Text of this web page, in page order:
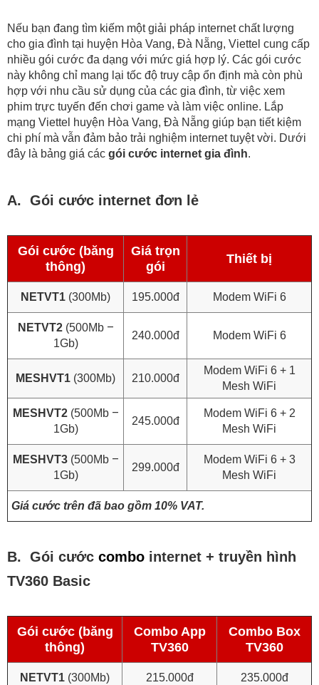
Nếu bạn đang tìm kiếm một giải pháp internet chất lượng
cho gia đình tại huyện Hòa Vang, Đà Nẵng, Viettel cung cấp
nhiều gói cước đa dạng với mức giá hợp lý. Các gói cước
này không chỉ mang lại tốc độ truy cập ổn định mà còn phù
hợp với nhu cầu sử dụng của các gia đình, từ việc xem
phim trực tuyến đến chơi game và làm việc online. Lắp
mạng Viettel huyện Hòa Vang, Đà Nẵng giúp bạn tiết kiệm
chi phí mà vẫn đảm bảo trải nghiệm internet tuyệt vời. Dưới
đây là bảng giá các gói cước internet gia đình.
A. Gói cước internet đơn lẻ
Gói cước (băng
thông)
Giá trọn
gói
Thiết bị
NETVT1 (300Mb) 195.000đ Modem WiFi 6
NETVT2 (500Mb –
1Gb)
240.000đ Modem WiFi 6
MESHVT1 (300Mb) 210.000đ
Modem WiFi 6 + 1
Mesh WiFi
MESHVT2 (500Mb –
1Gb)
245.000đ
Modem WiFi 6 + 2
Mesh WiFi
MESHVT3 (500Mb –
1Gb)
299.000đ
Modem WiFi 6 + 3
Mesh WiFi
Giá cước trên đã bao gồm 10% VAT.
B. Gói cước combo internet + truyền hình
TV360 Basic
Gói cước (băng
thông)
Combo App
TV360
Combo Box
TV360
NETVT1 (300Mb) 215.000đ 235.000đ